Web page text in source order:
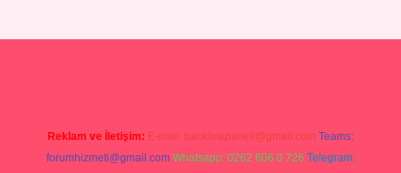
Reklam ve İletişim: E-mail: backlinkpaneli@gmail.com Teams:
forumhizmeti@gmail.com Whatsapp: 0262 606 0 726 Telegram: